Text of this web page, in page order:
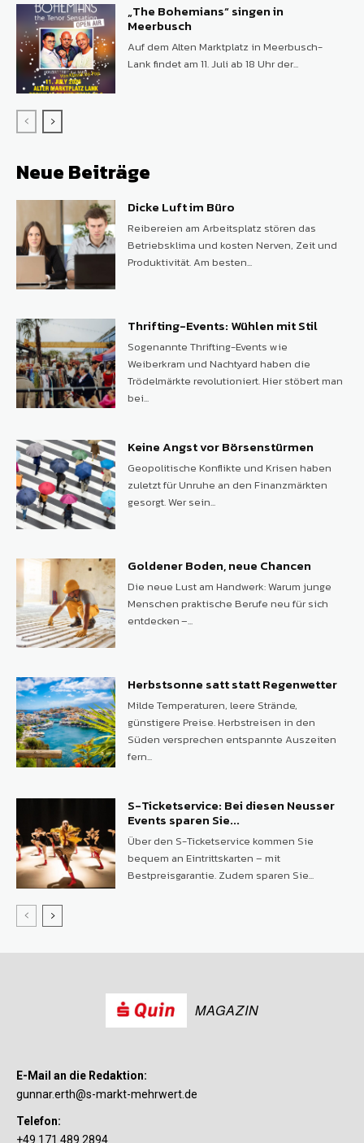
„The Bohemians“ singen in
Meerbusch
Auf dem Alten Marktplatz in Meerbusch-
Lank findet am 11. Juli ab 18 Uhr der...
Neue Beiträge
Dicke Luft im Büro
Reibereien am Arbeitsplatz stören das
Betriebsklima und kosten Nerven, Zeit und
Produktivität. Am besten...
Thrifting-Events: Wühlen mit Stil
Sogenannte Thrifting-Events wie
Weiberkram und Nachtyard haben die
Trödelmärkte revolutioniert. Hier stöbert man
bei...
Keine Angst vor Börsenstürmen
Geopolitische Konflikte und Krisen haben
zuletzt für Unruhe an den Finanzmärkten
gesorgt. Wer sein...
Goldener Boden, neue Chancen
Die neue Lust am Handwerk: Warum junge
Menschen praktische Berufe neu für sich
entdecken –...
Herbstsonne satt statt Regenwetter
Milde Temperaturen, leere Strände,
günstigere Preise. Herbstreisen in den
Süden versprechen entspannte Auszeiten
fern...
S-Ticketservice: Bei diesen Neusser
Events sparen Sie...
Über den S-Ticketservice kommen Sie
bequem an Eintrittskarten – mit
Bestpreisgarantie. Zudem sparen Sie...
MAGAZIN
E-Mail an die Redaktion:
gunnar.erth@s-markt-mehrwert.de
Telefon:
+49 171 489 2894